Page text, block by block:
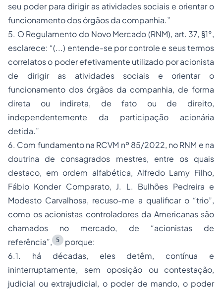
seu poder para dirigir as atividades sociais e orientar o
funcionamento dos órgãos da companhia.”
5. O Regulamento do Novo Mercado (RNM), art. 37, §1°,
esclarece: “(...) entende-se por controle e seus termos
correlatos o poder efetivamente utilizado por acionista
de dirigir as atividades sociais e orientar o
funcionamento dos órgãos da companhia, de forma
direta ou indireta, de fato ou de direito,
independentemente da participação acionária
detida.”
6. Com fundamento na RCVM nº 85/2022, no RNM e na
doutrina de consagrados mestres, entre os quais
destaco, em ordem alfabética, Alfredo Lamy Filho,
Fábio Konder Comparato, J. L. Bulhões Pedreira e
Modesto Carvalhosa, recuso-me a qualificar o “trio”,
como os acionistas controladores da Americanas são
chamados no mercado, de “acionistas de
referência”,
5
porque:
6.1. há décadas, eles detêm, contínua e
ininterruptamente, sem oposição ou contestação,
judicial ou extrajudicial, o poder de mando, o poder